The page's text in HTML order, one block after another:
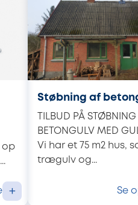
op
+
Støbning af
TILBUD PÅ STØBNING
BETONGULV MED
Vi har et 75 m2 hus,
trægulv og...
Se